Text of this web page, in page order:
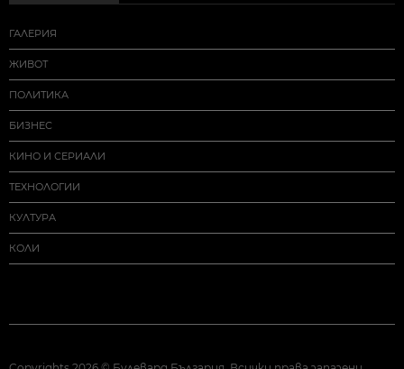
ГАЛЕРИЯ
ЖИВОТ
ПОЛИТИКА
БИЗНЕС
КИНО И СЕРИАЛИ
ТЕХНОЛОГИИ
КУЛТУРА
КОЛИ